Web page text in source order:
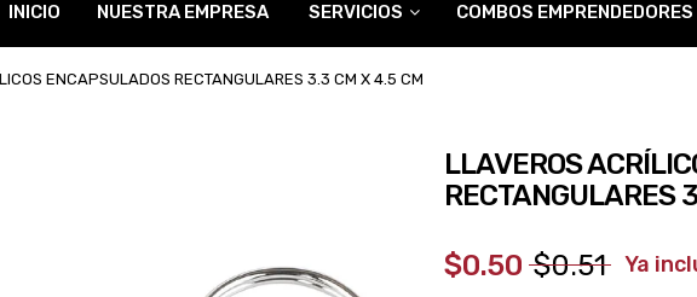
INICIO NUESTRA EMPRESA SERVICIOS COMBOS EMPRENDEDORES
ENCAPSULADOS RECTANGULARES 3.3 CM X 4.5 CM
LLAVEROS
RECTANGULARES
$0.50 $0.51 Ya